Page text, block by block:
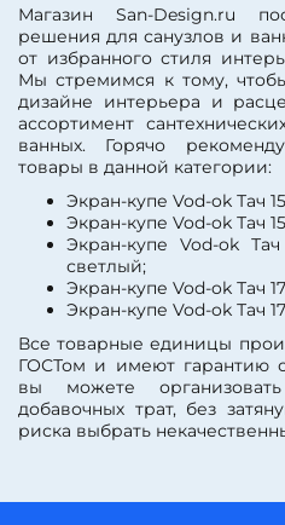
Магазин San-Design.ru
решения для санузлов и
от избранного стиля
Мы стремимся к тому,
дизайне интерьера и
ассортимент
ванных. Горячо
товары в данной категории:
Экран-купе Vod-ok Тач
Экран-купе Vod-ok Тач
Экран-купе Vod-ok
светлый;
Экран-купе Vod-ok Тач
Экран-купе Vod-ok Тач
Все товарные единицы
ГОСТом и имеют гарантию
вы можете
добавочных трат, без
риска выбрать